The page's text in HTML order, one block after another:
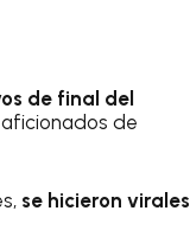
de final del
de
se hicieron virales